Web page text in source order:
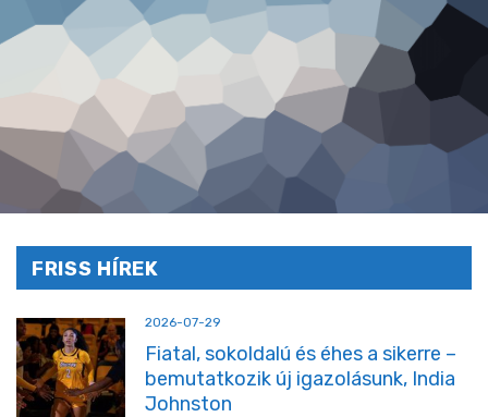
FRISS HÍREK
2026-07-29
Fiatal, sokoldalú és éhes a sikerre –
bemutatkozik új igazolásunk, India
Johnston